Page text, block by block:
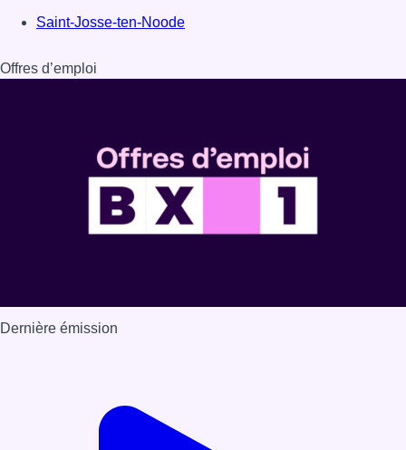
Saint-Josse-ten-Noode
Offres d’emploi
Dernière émission